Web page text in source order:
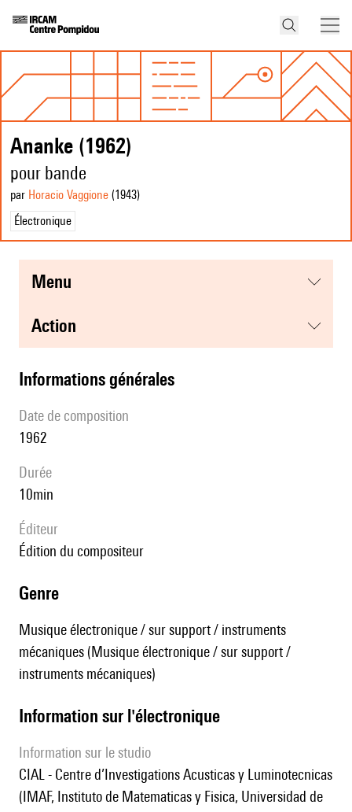
Ananke (1962)
pour bande
par Horacio Vaggione (1943)
Électronique
menu
action
informations générales
date de composition
1962
durée
10min
éditeur
édition du compositeur
genre
Musique électronique / sur support / instruments
mécaniques (Musique électronique / sur support /
instruments mécaniques)
Information sur l'électronique
Information sur le studio
CIAL - Centre d’Investigations Acusticas y Luminotecnicas
(IMAF, Instituto de Matematicas y Fisica, Universidad de